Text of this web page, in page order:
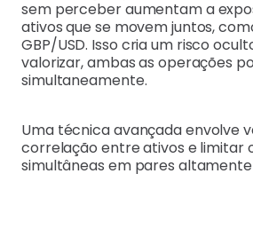
sem perceber aumentam a
ativos que se movem juntos,
GBP/USD. Isso cria um risco
valorizar, ambas as operações
simultaneamente.
Uma técnica avançada envolve
correlação entre ativos e limitar
simultâneas em pares